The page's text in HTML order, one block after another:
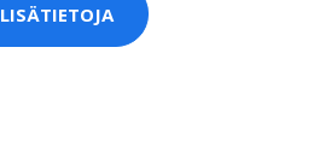
LISÄTIETOJA